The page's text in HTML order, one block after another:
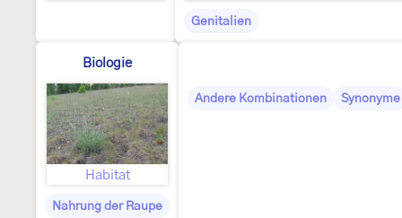
Genitalien
Biologie
Habitat
Nahrung der Raupe
Andere Kombinationen Synonyme